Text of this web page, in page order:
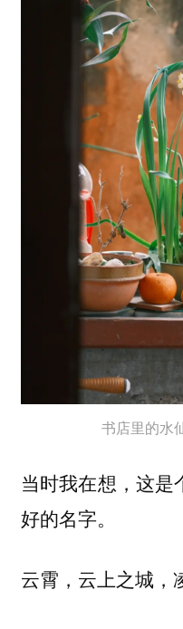
书店里的水
当时我在想，这
好的名字。
云霄，云上之城，